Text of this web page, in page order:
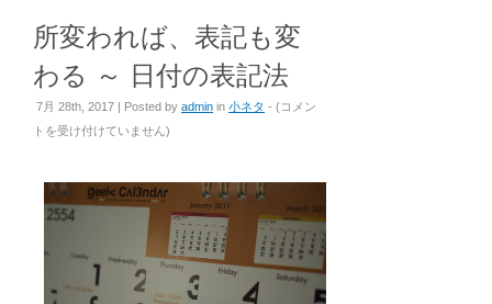
所変われば、表記も変
わる ～ 日付の表記法
7月 28th, 2017 | Posted by admin in 小ネタ - (所
表
記
も
コメン
トを受け付けていません)